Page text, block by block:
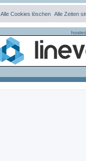
Alle Zeiten
Alle Cookies löschen